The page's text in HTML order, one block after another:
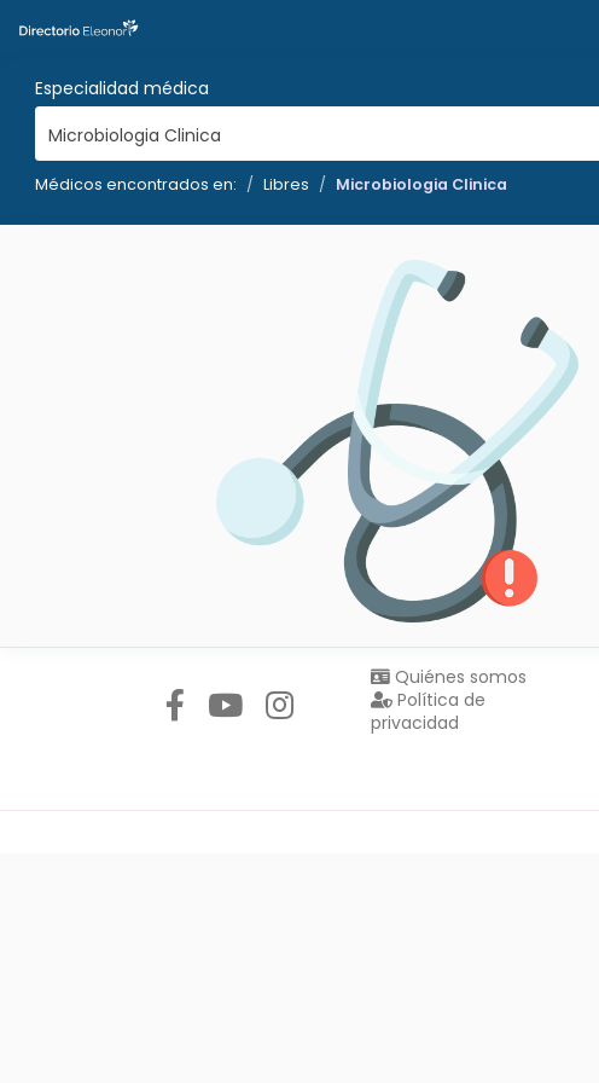
Especialidad médica
Microbiologia Clinica
Médicos encontrados en: Libres Microbiologia Clinica
Quiénes somos
Política de
privacidad